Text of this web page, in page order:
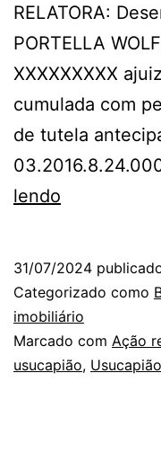
RELATORA:
PORTELLA
XXXXXXXXX
cumulada com
de tutela
lendo
31/07/2024
Categorizado como
imobiliário
Marcado com Ação
usucapião, Usucapião